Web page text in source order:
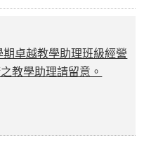
卓越教學助理班級經營
教學助理請留意。